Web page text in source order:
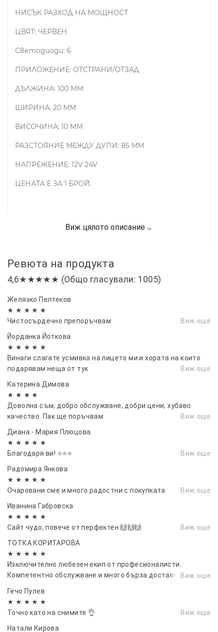
НИСЪК РАЗХОД НА МОЩНОСТ
ЦВЯТ: ЧЕРВЕН
Светодиоди: 6
ПРИЛОЖЕНИЕ: ОТСТРАНИ/ОТЗАД
ДЪЛЖИНА: 100 ММ
ШИРИНА: 20 ММ
ВИСОЧИНА: 10 ММ
РАЗСТОЯНИЕ МЕЖДУ ДУПИ: 85 ММ
НАПРЕЖЕНИЕ: 12V 24V
ЦЕНАТА Е ЗА 1 БРОЙ.
Ревюта на продукта
4,6★★★★★ (Общо гласували: 1005)
Желязко Пелтеков
★ ★ ★ ★ ★
Чистосърдечно препоръчвам
Виж още
Йорданка Йоткова
★ ★ ★ ★ ★
Винаги слагате усмивка на лицето ми и хората на които
подарявам неща от тук
Виж още
Катерина Димова
★ ★ ★ ★
Доволна съм, добро обслужване, добри цени, хубаво
качество. Пак ще поръчвам
Виж още
Диана - Мария Плюцова
★ ★ ★ ★ ★
Благодаря ви! ⭐⭐⭐
Виж още
Радомира Янкова
★ ★ ★ ★ ★
Очаровани сме и много радостни с покупката
Виж още
Иванина Габровска
★ ★ ★ ★ ★
Сайт чудо, повече от перфектен 🙌🙌🙌
Виж още
ТОТКА КОРИТАРОВА
★ ★ ★ ★ ★
Изключително любезен екип от професионалисти.
Компетентно обслужване и много бърза доставка! За
кажа,ЧЕ СТЕ ЛЮБИМИЯТ МИ МАГАЗИН
Виж още
Гечо Пулев
★ ★ ★ ★ ★
Точно като на снимите 👌
Виж още
Натали Кирова